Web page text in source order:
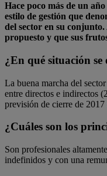
Hace poco más de un
estilo de gestión que
del sector en su
propuesto y que sus
¿En qué situación
La buena marcha del
entre directos e indirectos
previsión de cierre de
¿Cuáles son los
Son profesionales
indefinidos y con una